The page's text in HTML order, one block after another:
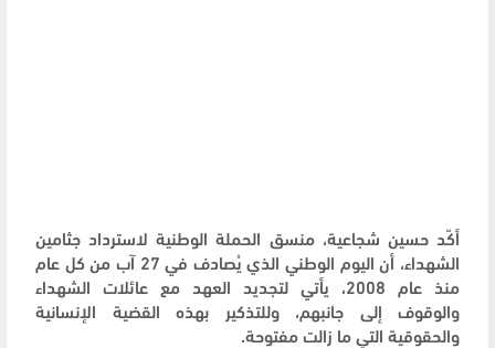
أكّد حسين شجاعية، منسق الحملة الوطنية لاسترداد جثامين
الشهداء، أن اليوم الوطني الذي يُصادف في 27 آب من كل عام
منذ عام 2008، يأتي لتجديد العهد مع عائلات الشهداء
والوقوف إلى جانبهم، وللتذكير بهذه القضية الإنسانية
والحقوقية التي ما زالت مفتوحة.